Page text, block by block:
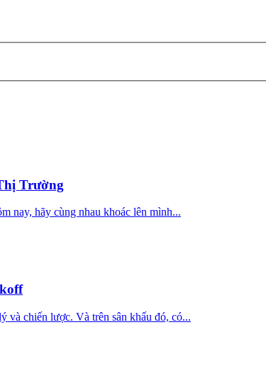
Trường
nay, hãy cùng nhau khoác lên mình...
và chiến lược. Và trên sân khấu đó, có...